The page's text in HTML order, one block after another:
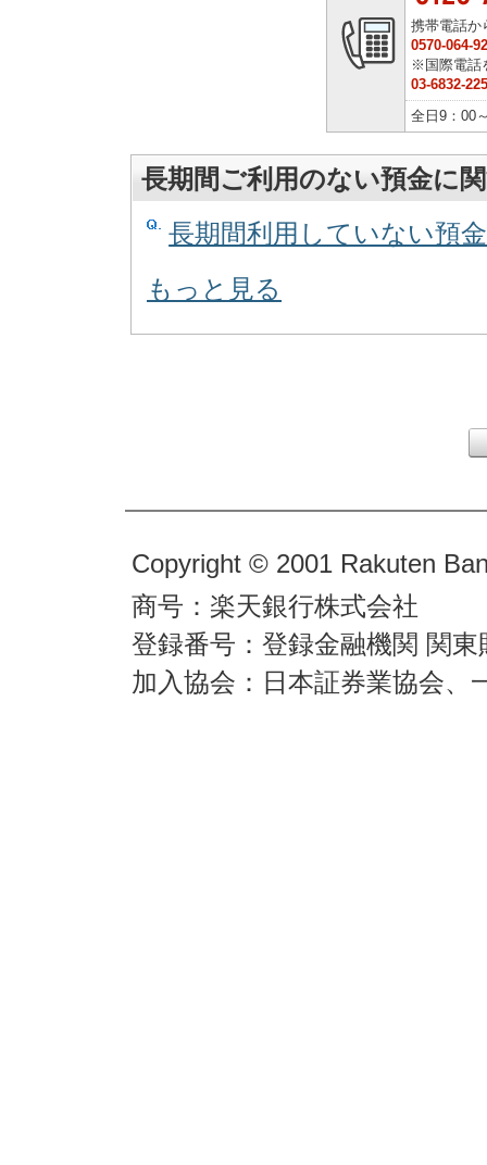
携帯電話か
0570-064-
※国際電話
03-6832-
全日9：00
長期間ご利用のない預金に
長期間利用していない預
もっと見る
Copyright © 2001 Rakuten
商号：楽天銀行株式会社
登録番号：登録金融機関 関
加入協会：日本証券業協会、